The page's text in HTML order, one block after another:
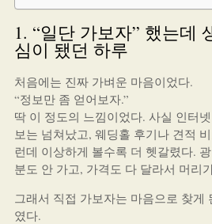
1. “일단 가보자” 했는데
심이 됐던 하루
처음에는 진짜 가벼운 마음이었다.
“정보만 좀 얻어보자.”
딱 이 정도의 느낌이었다. 사실 인터
보는 넘쳐났고, 웨딩홀 후기나 견적
런데 이상하게 볼수록 더 헷갈렸다.
분도 안 가고, 가격도 다 달라서 머리
그래서 직접 가보자는 마음으로 찾게
였다.